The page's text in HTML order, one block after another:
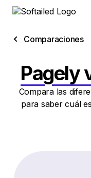
Comparaciones
Pagely
Compara las
para saber cuál